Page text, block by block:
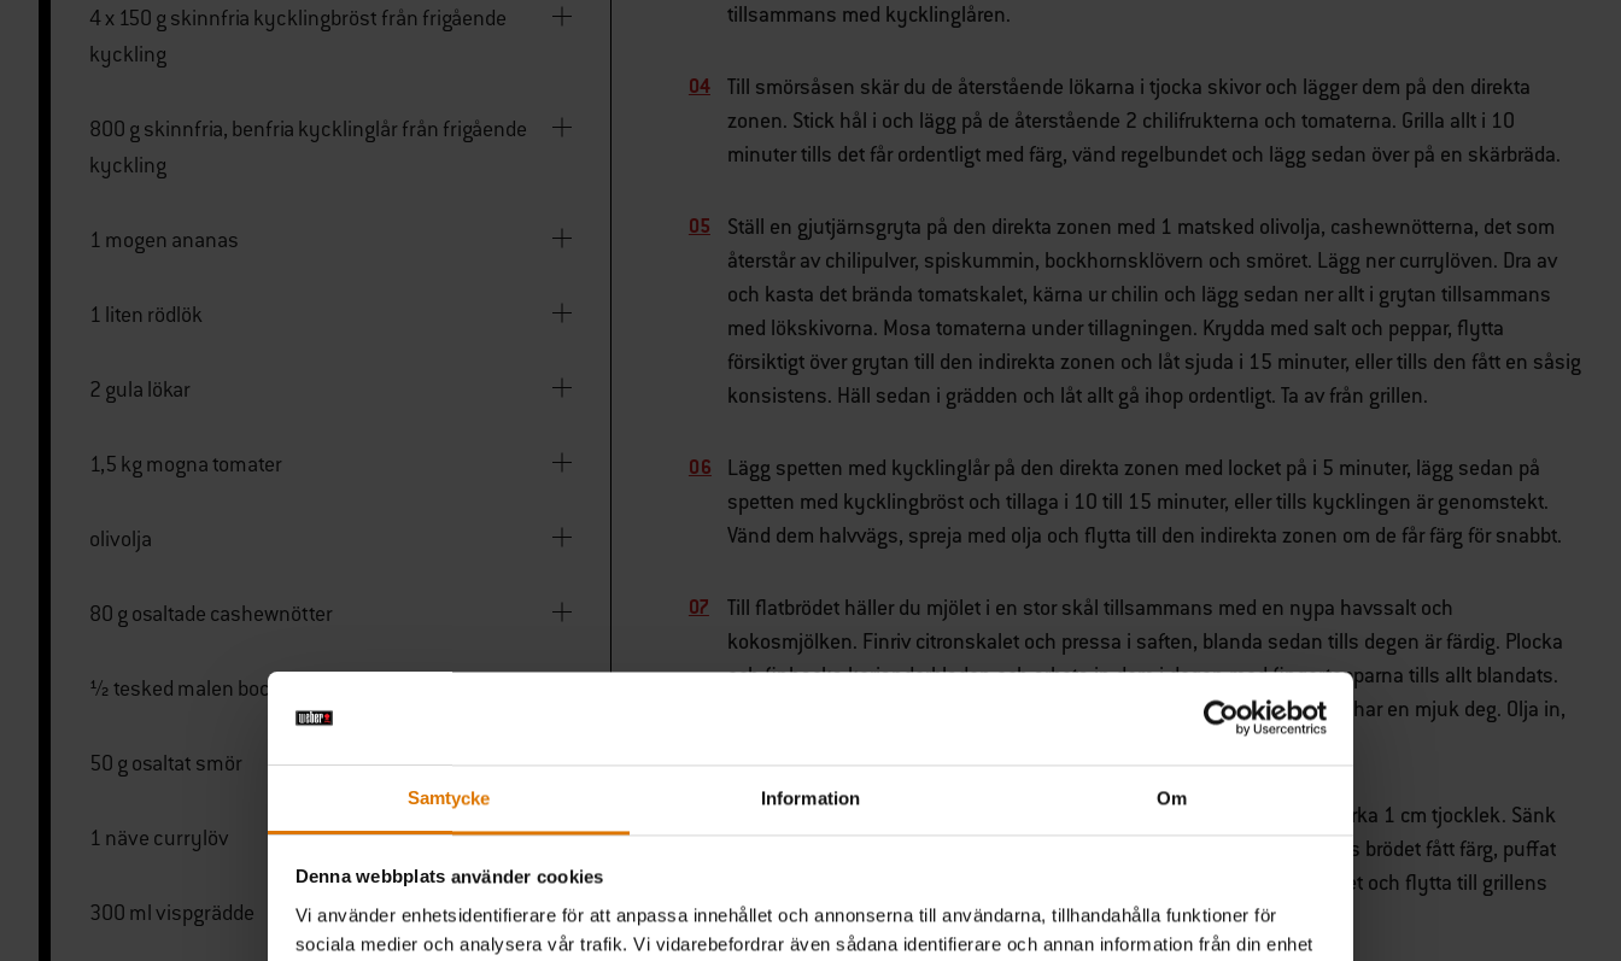
Samtycke Information Om
Denna webbplats använder cookies
Vi använder enhetsidentifierare för att anpassa innehållet och annonserna till användarna, tillhandahålla funktioner för
sociala medier och analysera vår trafik. Vi vidarebefordrar även sådana identifierare och annan information från din enhet
4 x 150 g skinnfria kycklingbröst från frigående
kyckling
800 g skinnfria, benfria kycklinglår från frigående
kyckling
1 mogen ananas
1 liten rödlök
2 gula lökar
1,5 kg mogna tomater
olivolja
80 g osaltade cashewnötter
½ tesked malen bockhornsklöver
50 g osaltat smör
1 näve currylöv
300 ml vispgrädde
tillsammans med kycklinglåren.
Till smörsåsen skär du de återstående lökarna i tjocka skivor och lägger dem på den direkta
zonen. Stick hål i och lägg på de återstående 2 chilifrukterna och tomaterna. Grilla allt i 10
minuter tills det får ordentligt med färg, vänd regelbundet och lägg sedan över på en skärbräda.
Ställ en gjutjärnsgryta på den direkta zonen med 1 matsked olivolja, cashewnötterna, det som
återstår av chilipulver, spiskummin, bockhornsklövern och smöret. Lägg ner currylöven. Dra av
och kasta det brända tomatskalet, kärna ur chilin och lägg sedan ner allt i grytan tillsammans
med lökskivorna. Mosa tomaterna under tillagningen. Krydda med salt och peppar, flytta
försiktigt över grytan till den indirekta zonen och låt sjuda i 15 minuter, eller tills den fått en såsig
konsistens. Häll sedan i grädden och låt allt gå ihop ordentligt. Ta av från grillen.
Lägg spetten med kycklinglår på den direkta zonen med locket på i 5 minuter, lägg sedan på
spetten med kycklingbröst och tillaga i 10 till 15 minuter, eller tills kycklingen är genomstekt.
Vänd dem halvvägs, spreja med olja och flytta till den indirekta zonen om de får färg för snabbt.
Till flatbrödet häller du mjölet i en stor skål tillsammans med en nypa havssalt och
kokosmjölken. Finriv citronskalet och pressa i saften, blanda sedan tills degen är färdig. Plocka
och finhacka korianderbladen och arbeta in dem i degen med fingertopparna tills allt blandats.
Tillsätt lite extra mjöl vid behov. Knåda kort på en lätt mjölad yta tills du har en mjuk deg. Olja in,
Använd rena, oljade händer för att dra, sträcka och platta ut degen till cirka 1 cm tjocklek. Sänk
den högra brännaren till medelvärme och grilla i 4 till 5 minuter, eller tills brödet fått färg, puffat
upp och är genomgräddat. Vänd halvvägs, gnid in med det mjuka smöret och flytta till grillens
indirekta zon vid behov.